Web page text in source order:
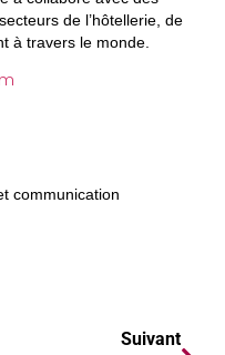
de l’hôtellerie, de
à travers le monde.
communication
Suivant